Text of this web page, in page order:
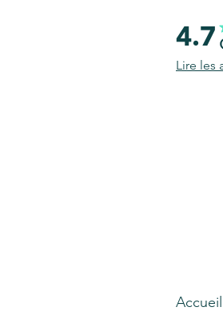
4.7
Lire les
Accueil